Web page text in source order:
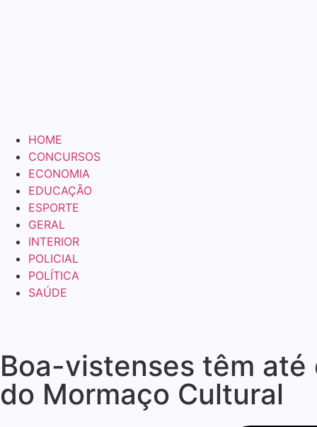
HOME
CONCURSOS
ECONOMIA
EDUCAÇÃO
ESPORTE
GERAL
INTERIOR
POLICIAL
POLÍTICA
SAÚDE
Boa-vistenses têm até
do Mormaço Cultural